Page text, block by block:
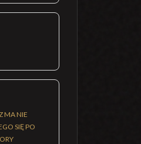
MA NIE
SIĘ PO